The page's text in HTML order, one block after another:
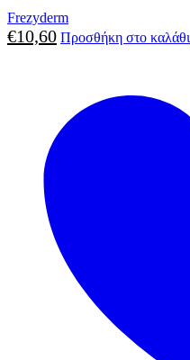
Frezyderm
€10,60 Προσθήκη στο καλάθι